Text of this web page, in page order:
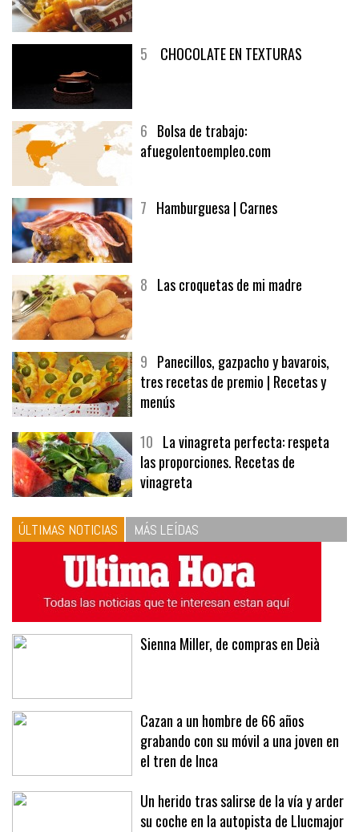
5 CHOCOLATE EN TEXTURAS
6 Bolsa de trabajo:
afuegolentoempleo.com
7 Hamburguesa | Carnes
8 Las croquetas de mi madre
9 Panecillos, gazpacho y bavarois,
tres recetas de premio | Recetas y
menús
10 La vinagreta perfecta: respeta
las proporciones. Recetas de
vinagreta
ÚLTIMAS NOTICIAS MÁS LEÍDAS
Sienna Miller, de compras en Deià
Cazan a un hombre de 66 años
grabando con su móvil a una joven en
el tren de Inca
Un herido tras salirse de la vía y arder
su coche en la autopista de Llucmajor